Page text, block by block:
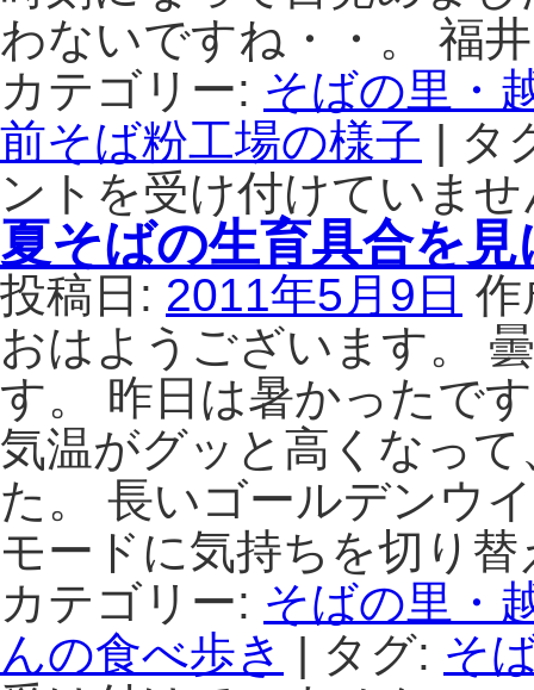
わないですね・・。 福
カテゴリー: そばの里・
前そば粉工場の様子 | タ
ントを受け付けていませ
夏そばの生育具合を
投稿日: 2011年5月9日 作
おはようございます。
す。 昨日は暑かったで
気温がグッと高くなっ
た。 長いゴールデンウ
モードに気持ちを切り
カテゴリー: そばの里・
んの食べ歩き | タグ: そ